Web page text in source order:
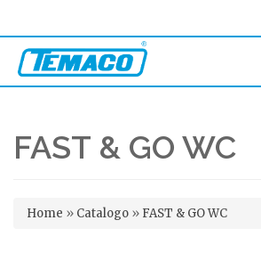
FAST & GO WC
Tu sei qui
Home » Catalogo » FAST & GO WC